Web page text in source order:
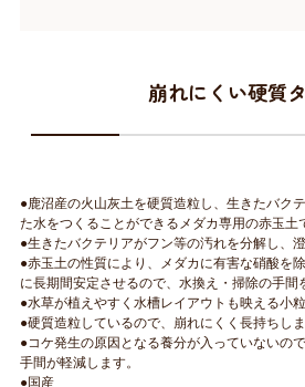
崩れにくい硬質
●鹿沼産の火山灰土を硬質造粒し、生きたバク
た水をつくることができるメダカ専用の赤玉土
●生きたバクテリアがフン等の汚れを分解し、
●赤玉土の性質により、メダカに有害な硝酸を
に長期間安定させるので、水換え・掃除の手間
●水草が植えやすく水槽レイアウトも映える小粒
●硬質造粒しているので、崩れにくく長持ちしま
●コケ発生の原因となる養分が入っていないの
手間が軽減します。
●国産